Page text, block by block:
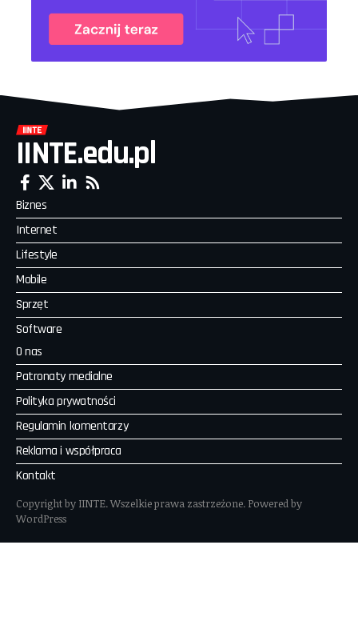
IINTE.edu.pl
Biznes
Internet
Lifestyle
Mobile
Sprzęt
Software
O nas
Patronaty medialne
Polityka prywatności
Regulamin komentarzy
Reklama i współpraca
Kontakt
Copyright by IINTE. Wszelkie prawa zastrzeżone. Powered by
WordPress